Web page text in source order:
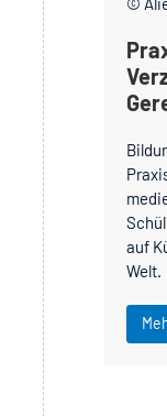
auf
Welt.